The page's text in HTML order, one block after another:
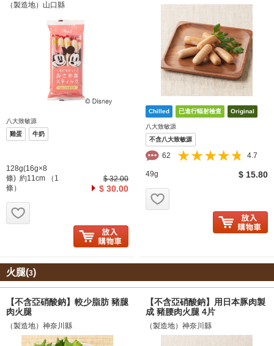
（製造地）山口縣
八大致敏源
雞蛋
牛奶
128g(16g×8
條) 約11cm （1
條）
$ 32.00
$ 30.00
八大致敏源
不含八大致敏源
62 4.7
49g $ 15.80
火腿(3)
【不含亞硝酸鈉】較少脂肪 豬腿
肉火腿
（製造地）神奈川縣
【不含亞硝酸鈉】用日本豚肉製
成 豬腰肉火腿 4片
（製造地）神奈川縣